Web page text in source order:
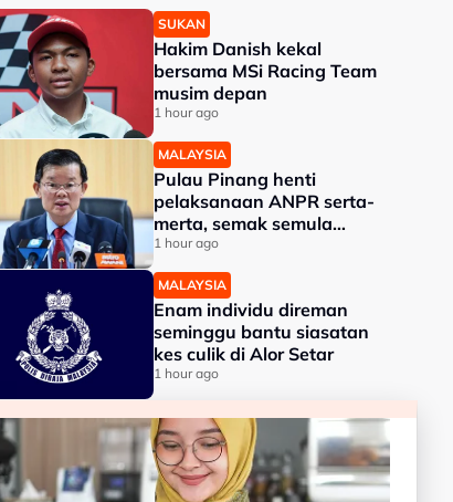
SUKAN
Hakim Danish kekal
bersama MSi Racing Team
musim depan
1 hour ago
MALAYSIA
Pulau Pinang henti
pelaksanaan ANPR serta-
merta, semak semula
perincian - Chow
1 hour ago
MALAYSIA
Enam individu direman
seminggu bantu siasatan
kes culik di Alor Setar
1 hour ago